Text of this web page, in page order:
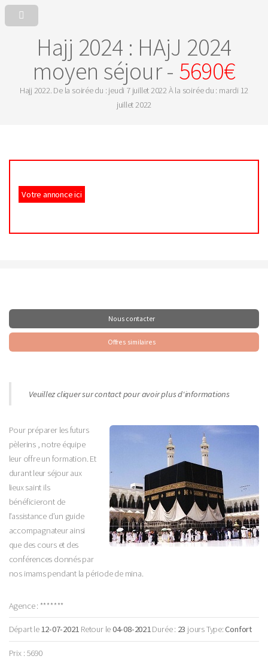
Hajj 2024 : HAjJ 2024
moyen séjour - 5690€
Hajj 2022. De la soirée du : jeudi 7 juillet 2022 À la soirée du : mardi 12
juillet 2022
Votre annonce ici
Nous contacter
Offres similaires
Veuillez cliquer sur contact pour avoir plus d'informations
Pour préparer les futurs
pèlerins , notre équipe
leur offre un formation. Et
durant leur séjour aux
lieux saint ils
bénéficieront de
l’assistance d’un guide
accompagnateur ainsi
que des cours et des
conférences donnés par
nos imams pendant la période de mina.
Agence : *******
Départ le12-07-2021 Retour le04-08-2021Durée : 23 jours Type:Confort
Prix : 5690